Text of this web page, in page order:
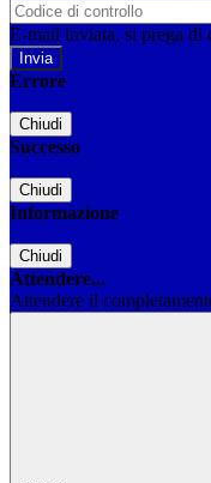
E-mail inviata, si prega di
Errore
Chiudi
Successo
Chiudi
Informazione
Chiudi
Attendere...
Attendere il